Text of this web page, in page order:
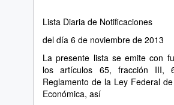
Lista Diaria de Notificaciones
del día 6 de noviembre de 2013
La presente lista se emite con
los artículos 65, fracción
Reglamento de la Ley Federal
Económica, así